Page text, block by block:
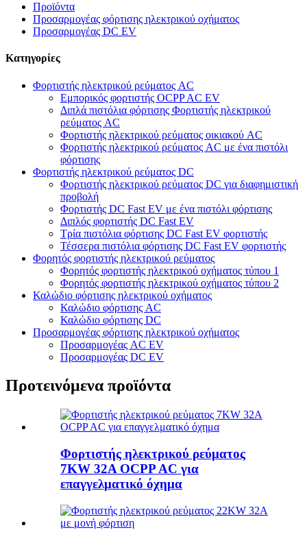
Προϊόντα
Προσαρμογέας φόρτισης ηλεκτρικού οχήματος
Προσαρμογέας DC EV
Κατηγορίες
Φορτιστής ηλεκτρικού ρεύματος AC
Εμπορικός φορτιστής OCPP AC EV
Διπλά πιστόλια φόρτισης Φορτιστής ηλεκτρικού
ρεύματος AC
Φορτιστής ηλεκτρικού ρεύματος οικιακού AC
Φορτιστής ηλεκτρικού ρεύματος AC με ένα πιστόλι
φόρτισης
Φορτιστής ηλεκτρικού ρεύματος DC
Φορτιστής ηλεκτρικού ρεύματος DC για διαφημιστική
προβολή
Φορτιστής DC Fast EV με ένα πιστόλι φόρτισης
Διπλός φορτιστής DC Fast EV
Τρία πιστόλια φόρτισης DC Fast EV φορτιστής
Τέσσερα πιστόλια φόρτισης DC Fast EV φορτιστής
Φορητός φορτιστής ηλεκτρικού ρεύματος
Φορητός φορτιστής ηλεκτρικού οχήματος τύπου 1
Φορητός φορτιστής ηλεκτρικού οχήματος τύπου 2
Καλώδιο φόρτισης ηλεκτρικού οχήματος
Καλώδιο φόρτισης AC
Καλώδιο φόρτισης DC
Προσαρμογέας φόρτισης ηλεκτρικού οχήματος
Προσαρμογέας AC EV
Προσαρμογέας DC EV
Προτεινόμενα προϊόντα
Φορτιστής ηλεκτρικού ρεύματος
7KW 32A OCPP AC για
επαγγελματικό όχημα